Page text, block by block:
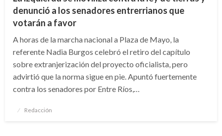
denunció a los senadores entrerrianos que
votarán a favor
A horas de la marcha nacional a Plaza de Mayo, la
referente Nadia Burgos celebró el retiro del capítulo
sobre extranjerización del proyecto oficialista, pero
advirtió que la norma sigue en pie. Apuntó fuertemente
contra los senadores por Entre Ríos,…
Publicado
Redacción